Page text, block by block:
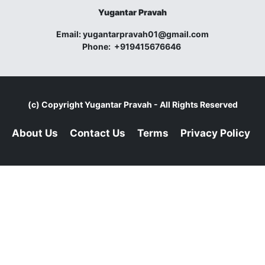
Yugantar Pravah
Email:yugantarpravah01@gmail.com
Phone: +919415676646
(c) CopyrightYugantar Pravah - All Rights Reserved
About Us Contact Us Terms Privacy Policy